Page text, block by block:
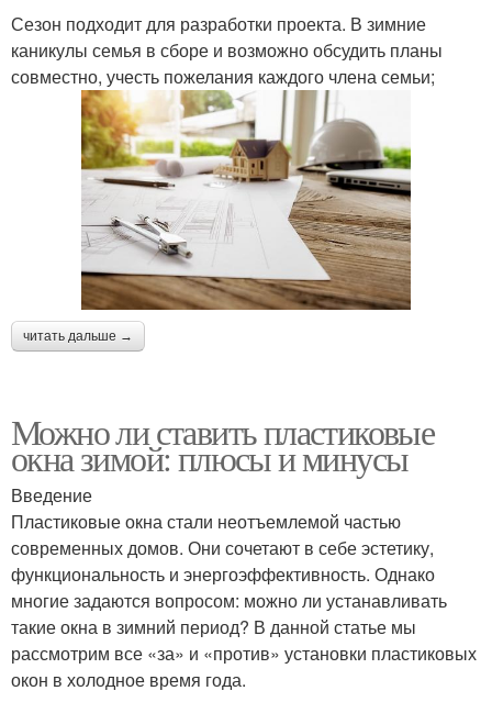
Сезон подходит для разработки проекта. В зимние
каникулы семья в сборе и возможно обсудить планы
совместно, учесть пожелания каждого члена семьи;
читать дальше →
Можно ли ставить пластиковые
окна зимой: плюсы и минусы
Введение
Пластиковые окна стали неотъемлемой частью
современных домов. Они сочетают в себе эстетику,
функциональность и энергоэффективность. Однако
многие задаются вопросом: можно ли устанавливать
такие окна в зимний период? В данной статье мы
рассмотрим все «за» и «против» установки пластиковых
окон в холодное время года.